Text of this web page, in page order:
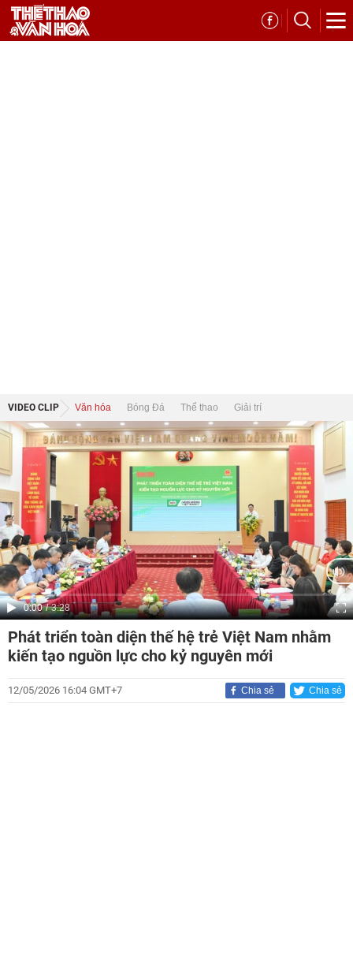
VIDEO CLIP Văn hóa Bóng Đá Thể thao Giải trí
Current
Time
0:00 / Duration
3:28
Phát triển toàn diện thế hệ trẻ Việt Nam nhằm
kiến tạo nguồn lực cho kỷ nguyên mới
12/05/2026 16:04 GMT+7 Chia sẻ Chia sẻ